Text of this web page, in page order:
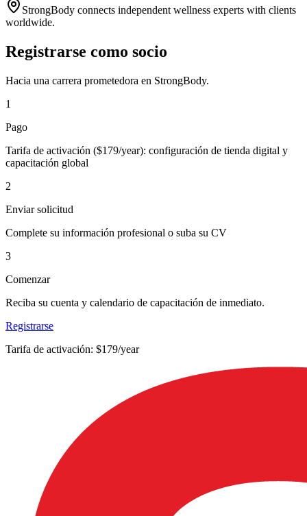
StrongBody connects independent wellness experts with clients
worldwide.
Registrarse como socio
Hacia una carrera prometedora en StrongBody.
1
Pago
Tarifa de activación ($179/year): configuración de tienda digital y
capacitación global
2
Enviar solicitud
Complete su información profesional o suba su CV
3
Comenzar
Reciba su cuenta y calendario de capacitación de inmediato.
Registrarse
Tarifa de activación: $179/year